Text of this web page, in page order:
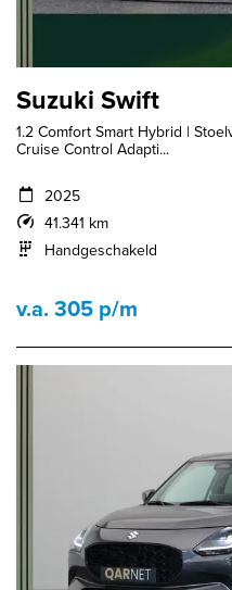
Suzuki Swift
1.2 Comfort Smart Hybrid |
Cruise Control Adapti...
2025
41.341 km
Handgeschakeld
v.a. 305 p/m